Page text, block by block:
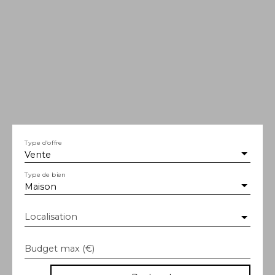
Vente
Type d'offre
Maison
Type de bien
Localisation
Budget max (€)